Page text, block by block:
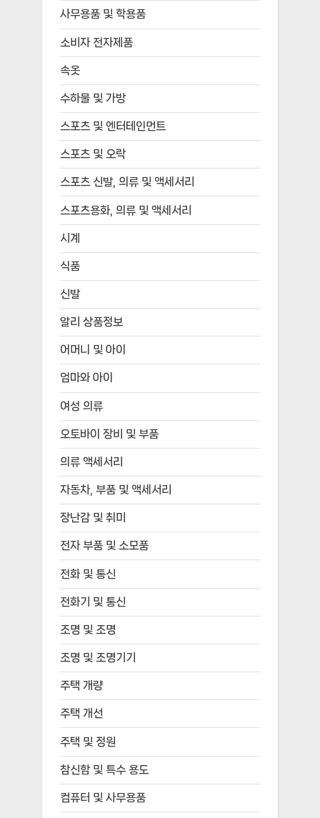
사무용품 및 학용품
소비자 전자제품
속옷
수하물 및 가방
스포츠 및 엔터테인먼트
스포츠 및 오락
스포츠 신발, 의류 및 액세서리
스포츠용화, 의류 및 액세서리
시계
식품
신발
알리 상품정보
어머니 및 아이
엄마와 아이
여성 의류
오토바이 장비 및 부품
의류 액세서리
자동차, 부품 및 액세서리
장난감 및 취미
전자 부품 및 소모품
전화 및 통신
전화기 및 통신
조명 및 조명
조명 및 조명기기
주택 개량
주택 개선
주택 및 정원
참신함 및 특수 용도
컴퓨터 및 사무용품